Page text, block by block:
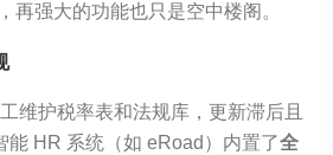
再强大的功能也只是空中楼阁。
维护税率表和法规库，更新滞后且
能 HR 系统（如 eRoad）内置了全